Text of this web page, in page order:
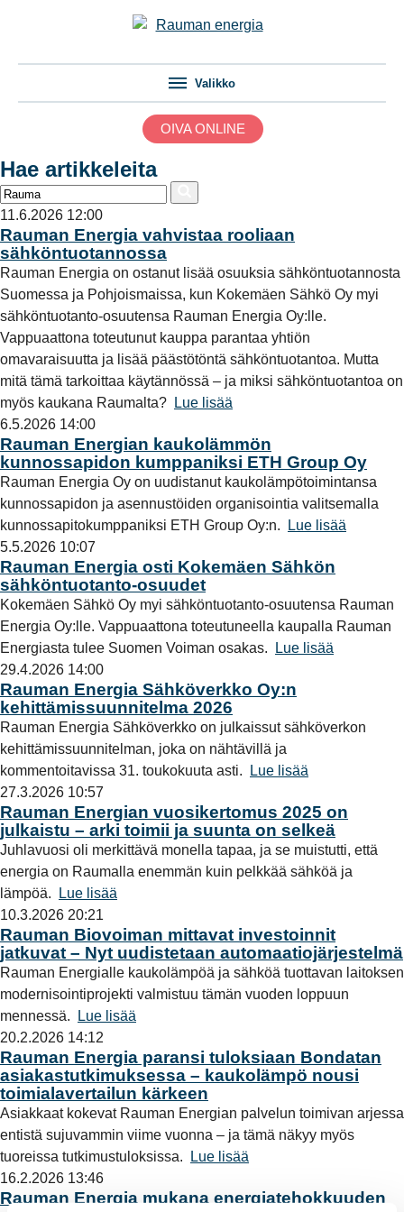
Valikko
OIVA ONLINE
Hae artikkeleita
11.6.2026 12:00
Rauman Energia vahvistaa rooliaan
sähköntuotannossa
Rauman Energia on ostanut lisää osuuksia sähköntuotannosta
Suomessa ja Pohjoismaissa, kun Kokemäen Sähkö Oy myi
sähköntuotanto-osuutensa Rauman Energia Oy:lle.
Vappuaattona toteutunut kauppa parantaa yhtiön
omavaraisuutta ja lisää päästötöntä sähköntuotantoa. Mutta
mitä tämä tarkoittaa käytännössä – ja miksi sähköntuotantoa on
myös kaukana Raumalta?
Lue lisää
6.5.2026 14:00
Rauman Energian kaukolämmön
kunnossapidon kumppaniksi ETH Group Oy
Rauman Energia Oy on uudistanut kaukolämpötoimintansa
kunnossapidon ja asennustöiden organisointia valitsemalla
kunnossapitokumppaniksi ETH Group Oy:n.
Lue lisää
5.5.2026 10:07
Rauman Energia osti Kokemäen Sähkön
sähköntuotanto-osuudet
Kokemäen Sähkö Oy myi sähköntuotanto-osuutensa Rauman
Energia Oy:lle. Vappuaattona toteutuneella kaupalla Rauman
Energiasta tulee Suomen Voiman osakas.
Lue lisää
29.4.2026 14:00
Rauman Energia Sähköverkko Oy:n
kehittämissuunnitelma 2026
Rauman Energia Sähköverkko on julkaissut sähköverkon
kehittämissuunnitelman, joka on nähtävillä ja
kommentoitavissa 31. toukokuuta asti.
Lue lisää
27.3.2026 10:57
Rauman Energian vuosikertomus 2025 on
julkaistu – arki toimii ja suunta on selkeä
Juhlavuosi oli merkittävä monella tapaa, ja se muistutti, että
energia on Raumalla enemmän kuin pelkkää sähköä ja
lämpöä.
Lue lisää
10.3.2026 20:21
Rauman Biovoiman mittavat investoinnit
jatkuvat – Nyt uudistetaan automaatiojärjestelmä
Rauman Energialle kaukolämpöä ja sähköä tuottavan laitoksen
modernisointiprojekti valmistuu tämän vuoden loppuun
mennessä.
Lue lisää
20.2.2026 14:12
Rauman Energia paransi tuloksiaan Bondatan
asiakastutkimuksessa – kaukolämpö nousi
toimialavertailun kärkeen
Asiakkaat kokevat Rauman Energian palvelun toimivan arjessa
entistä sujuvammin viime vuonna – ja tämä näkyy myös
tuoreissa tutkimustuloksissa.
Lue lisää
16.2.2026 13:46
Rauman Energia mukana energiatehokkuuden